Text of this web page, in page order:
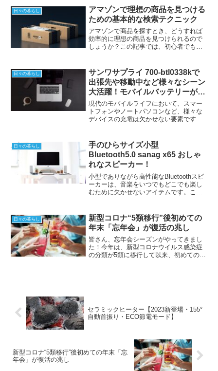
単に作成する方法をご紹介します。アマ
ゾンのアカウント作成手順...
日々の暮らし
アマゾンで理想の商品を見つける
ための基本的な検索テクニック
アマゾンで商品を探すとき、どうすれば
効率的に理想の商品を見つけられるので
しょうか？この記事では、初心者でも簡
び方アマゾンで商品を検索する際には、
適切なキーワードの選...
日々の暮らし
サンワサプライ 700-btl0338kで
出張先や移動中など様々なシーン
大活躍！モバイルバッテリーがパ
ワーアップ！
現代のモバイルライフにおいて、スマー
トフォンやノートパソコンなど、様々な
デバイスの充電は欠かせない要素です。
ルな製品です。この記事では、その特徴
や使い方を...
日々の暮らし
手のひらサイズ小型
Bluetooth5.0 sanag x65 おしゃ
れなスピーカー！
小型でありながら高性能なBluetoothスピ
ーカーは、音楽をいつでもどこでも楽し
むために欠かせないアイテムです。この
やすく紹介します。防水機能、長時間再
生、...
日々の暮らし
新型コロナ“5類移行”後初めての
年末「忘年会」が復活の兆し
皆さん、忘年会シーズンがやってきまし
た！今年は、新型コロナウイルス感染症
の分類が5類に移行して以来、初めての年
セラミックヒーター【2023新登場・155°
自動首振り・ECO節電モード】
新型コロナ“5類移行”後初めての年末「忘
年会」が復活の兆し